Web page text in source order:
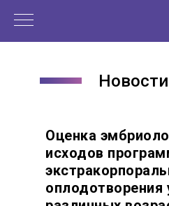
Новости
Оценка
исходов
оплодотворения
Читать